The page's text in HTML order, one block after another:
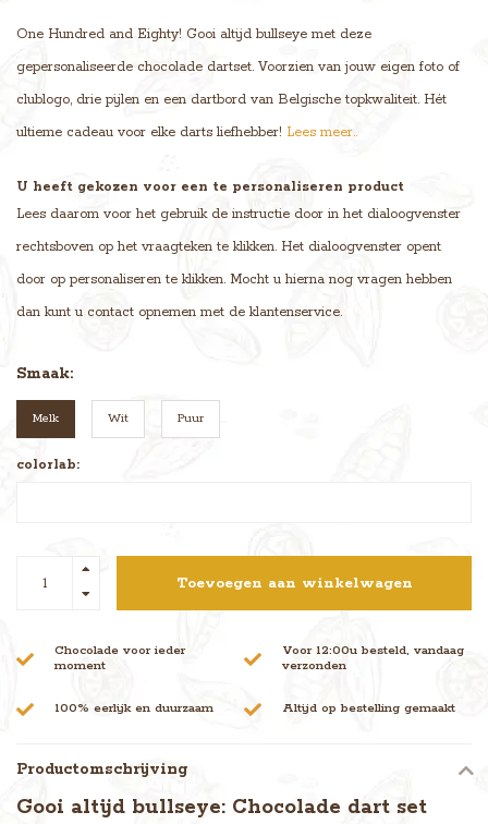
One Hundred and Eighty! Gooi altijd bullseye met deze
gepersonaliseerde chocolade dartset. Voorzien van jouw eigen foto of
clublogo, drie pijlen en een dartbord van Belgische topkwaliteit. Hét
ultieme cadeau voor elke darts liefhebber! Lees meer..
U heeft gekozen voor een te personaliseren product
Lees daarom voor het gebruik de instructie door in het dialoogvenster
rechtsboven op het vraagteken te klikken. Het dialoogvenster opent
door op personaliseren te klikken. Mocht u hierna nog vragen hebben
dan kunt u contact opnemen met de klantenservice.
Smaak:
Melk Wit Puur
colorlab:
Toevoegen aan winkelwagen
Chocolade voor ieder
moment
Voor 12:00u besteld, vandaag
verzonden
100% eerlijk en duurzaam Altijd op bestelling gemaakt
Productomschrijving
Gooi altijd bullseye: Chocolade dart set